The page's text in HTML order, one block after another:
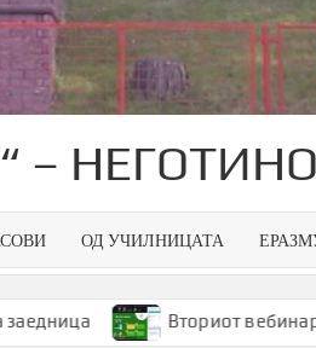
– НЕГОТИНО
ОД УЧИЛНИЦАТА
Вториот вебинар во рамки на